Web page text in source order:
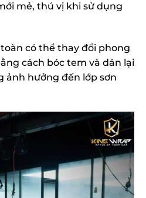
mẻ, thú vị khi sử dụng
có thể thay đổi phong
cách bóc tem và dán lại
ảnh hưởng đến lớp sơn